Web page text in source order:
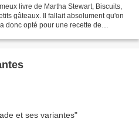
livre de Martha Stewart, Biscuits,
gâteaux. Il fallait absolument qu'on
donc opté pour une recette de